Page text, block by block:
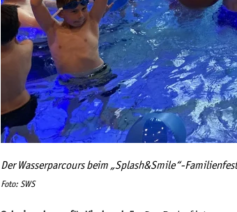
Der Wasserparcours beim „Splash&Smile“-
Foto: SWS